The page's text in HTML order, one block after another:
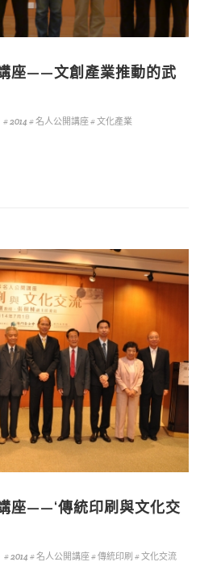
座——文創產業推動的武
# 2014# 名人公開講座# 文化產業
座——‘傳統印刷與文化交
# 2014# 名人公開講座# 傳統印刷 # 文化交流